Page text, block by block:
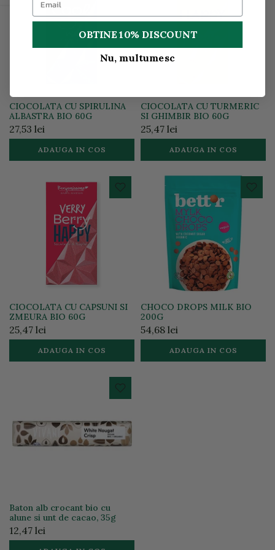
CIOCOLATA CU SPIRULINA
ALBASTRA BIO 60G
27,53 lei
ADAUGA IN COS
CIOCOLATA CU TURMERIC
SI GHIMBIR BIO 60G
25,47 lei
ADAUGA IN COS
CIOCOLATA CU CAPSUNI SI
ZMEURA BIO 60G
25,47 lei
ADAUGA IN COS
CHOCO DROPS MILK BIO
200G
54,68 lei
ADAUGA IN COS
Baton alb crocant bio cu
alune si unt de cacao, 35g
12,47 lei
OBTINE 10% DISCOUNT
Nu, multumesc